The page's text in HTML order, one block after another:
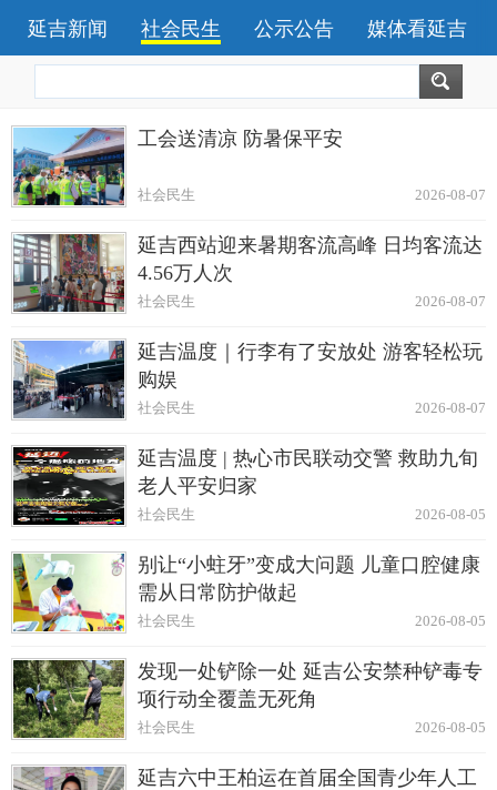
延吉新闻 社会民生 公示公告 媒体看延吉
工会送清凉 防暑保平安
2026-08-07
社会民生
延吉西站迎来暑期客流高峰 日均客流达
4.56万人次
2026-08-07
社会民生
延吉温度｜行李有了安放处 游客轻松玩
购娱
2026-08-07
社会民生
延吉温度 | 热心市民联动交警 救助九旬
老人平安归家
2026-08-05
社会民生
别让“小蛀牙”变成大问题 儿童口腔健康
需从日常防护做起
2026-08-05
社会民生
发现一处铲除一处 延吉公安禁种铲毒专
项行动全覆盖无死角
2026-08-05
社会民生
延吉六中王柏运在首届全国青少年人工